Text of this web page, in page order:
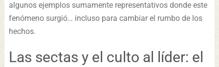
algunos ejemplos sumamente representativos donde este
fenómeno surgió… incluso para cambiar el rumbo de los
hechos.
Las sectas y el culto al líder: el